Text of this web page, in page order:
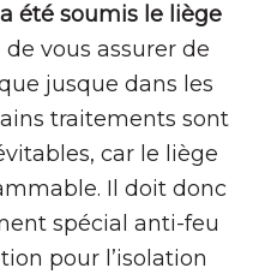
été soumis le liège
de vous assurer de
jusque dans les
traitements sont
car le liège
Il doit donc
spécial anti-feu
pour l’isolation